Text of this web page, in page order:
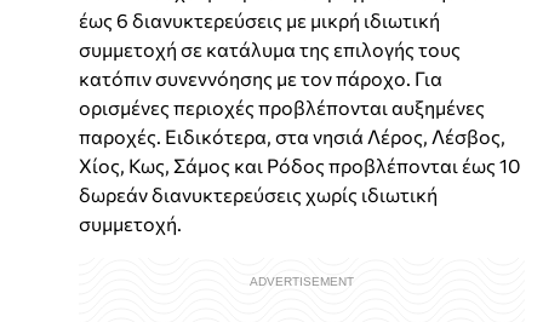
έως 6 διανυκτερεύσεις με μικρή ιδιωτική
συμμετοχή σε κατάλυμα της επιλογής τους
κατόπιν συνεννόησης με τον πάροχο. Για
ορισμένες περιοχές προβλέπονται αυξημένες
παροχές. Ειδικότερα, στα νησιά Λέρος, Λέσβος,
Χίος, Κως, Σάμος και Ρόδος προβλέπονται έως 10
δωρεάν διανυκτερεύσεις χωρίς ιδιωτική
συμμετοχή.